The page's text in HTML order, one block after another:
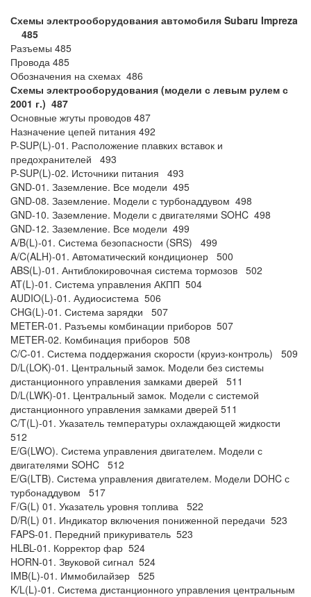
Схемы электрооборудования автомобиля Subaru Impreza
485
Разъемы 485
Провода 485
Обозначения на схемах 486
Схемы электрооборудования (модели с левым рулем с
2001 г.) 487
Основные жгуты проводов 487
Назначение цепей питания 492
P-SUP(L)-01. Расположение плавких вставок и
предохранителей 493
P-SUP(L)-02. Источники питания 493
GND-01. Заземление. Все модели 495
GND-08. Заземление. Модели с турбонаддувом 498
GND-10. Заземление. Модели с двигателями SOHC 498
GND-12. Заземление. Все модели 499
A/B(L)-01. Система безопасности (SRS) 499
A/C(ALH)-01. Автоматический кондиционер 500
ABS(L)-01. Антиблокировочная система тормозов 502
AT(L)-01. Система управления АКПП 504
AUDIO(L)-01. Аудиосистема 506
CHG(L)-01. Система зарядки 507
METER-01. Разъемы комбинации приборов 507
METER-02. Комбинация приборов 508
C/C-01. Система поддержания скорости (круиз-контроль) 509
D/L(LOK)-01. Центральный замок. Модели без системы
дистанционного управления замками дверей 511
D/L(LWK)-01. Центральный замок. Модели с системой
дистанционного управления замками дверей 511
C/T(L)-01. Указатель температуры охлаждающей жидкости
512
E/G(LWO). Система управления двигателем. Модели с
двигателями SOHC 512
E/G(LTB). Система управления двигателем. Модели DOHC с
турбонаддувом 517
F/G(L) 01. Указатель уровня топлива 522
D/R(L) 01. Индикатор включения пониженной передачи 523
FAPS-01. Передний прикуриватель 523
HLBL-01. Корректор фар 524
HORN-01. Звуковой сигнал 524
IMB(L)-01. Иммобилайзер 525
K/L(L)-01. Система дистанционного управления центральным